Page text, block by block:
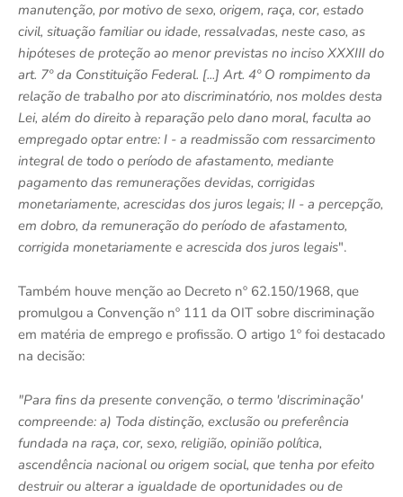
manutenção, por motivo de sexo, origem, raça, cor, estado
civil, situação familiar ou idade, ressalvadas, neste caso, as
hipóteses de proteção ao menor previstas no inciso XXXIII do
art. 7º da Constituição Federal. [...] Art. 4º O rompimento da
relação de trabalho por ato discriminatório, nos moldes desta
Lei, além do direito à reparação pelo dano moral, faculta ao
empregado optar entre: I - a readmissão com ressarcimento
integral de todo o período de afastamento, mediante
pagamento das remunerações devidas, corrigidas
monetariamente, acrescidas dos juros legais; II - a percepção,
em dobro, da remuneração do período de afastamento,
corrigida monetariamente e acrescida dos juros legais".
Também houve menção ao Decreto nº 62.150/1968, que
promulgou a Convenção nº 111 da OIT sobre discriminação
em matéria de emprego e profissão. O artigo 1º foi destacado
na decisão:
"Para fins da presente convenção, o termo 'discriminação'
compreende: a) Toda distinção, exclusão ou preferência
fundada na raça, cor, sexo, religião, opinião política,
ascendência nacional ou origem social, que tenha por efeito
destruir ou alterar a igualdade de oportunidades ou de